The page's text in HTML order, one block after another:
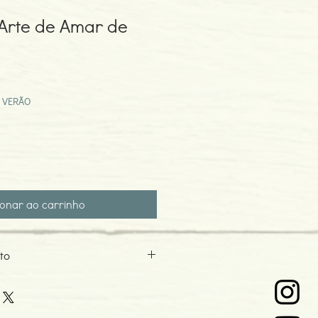
de Amar de
ao carrinho